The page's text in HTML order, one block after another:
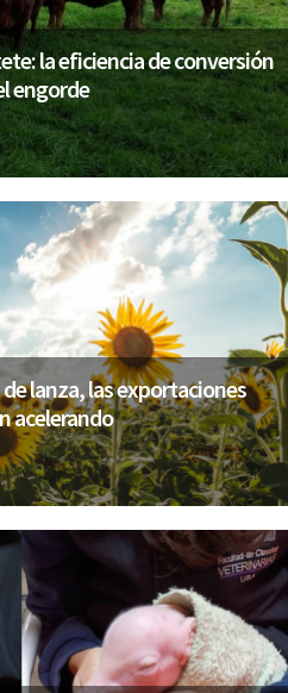
la eficiencia de conversión
engorde
lanza, las exportaciones
acelerando